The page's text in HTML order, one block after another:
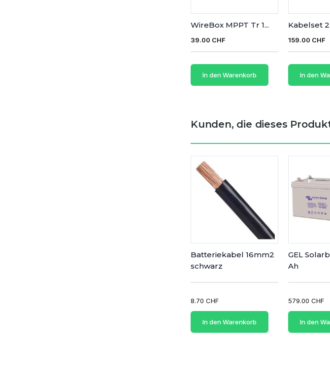
WireBox MPPT Tr 1...
39.00 CHF
In den Warenkorb
Kabelset
159.00 CHF
In den
Kunden, die dieses
Batteriekabel 16mm2
schwarz
8.70 CHF
In den Warenkorb
GEL
Ah
579.00 CHF
In den